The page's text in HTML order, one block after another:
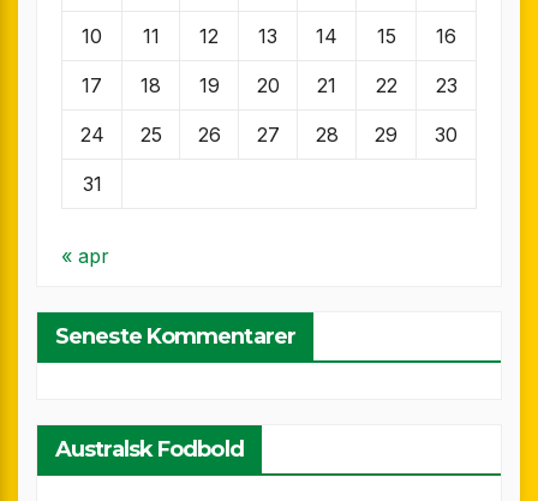
10 11 12 13 14 15 16
17 18 19 20 21 22 23
24 25 26 27 28 29 30
31
« apr
Seneste Kommentarer
Australsk Fodbold